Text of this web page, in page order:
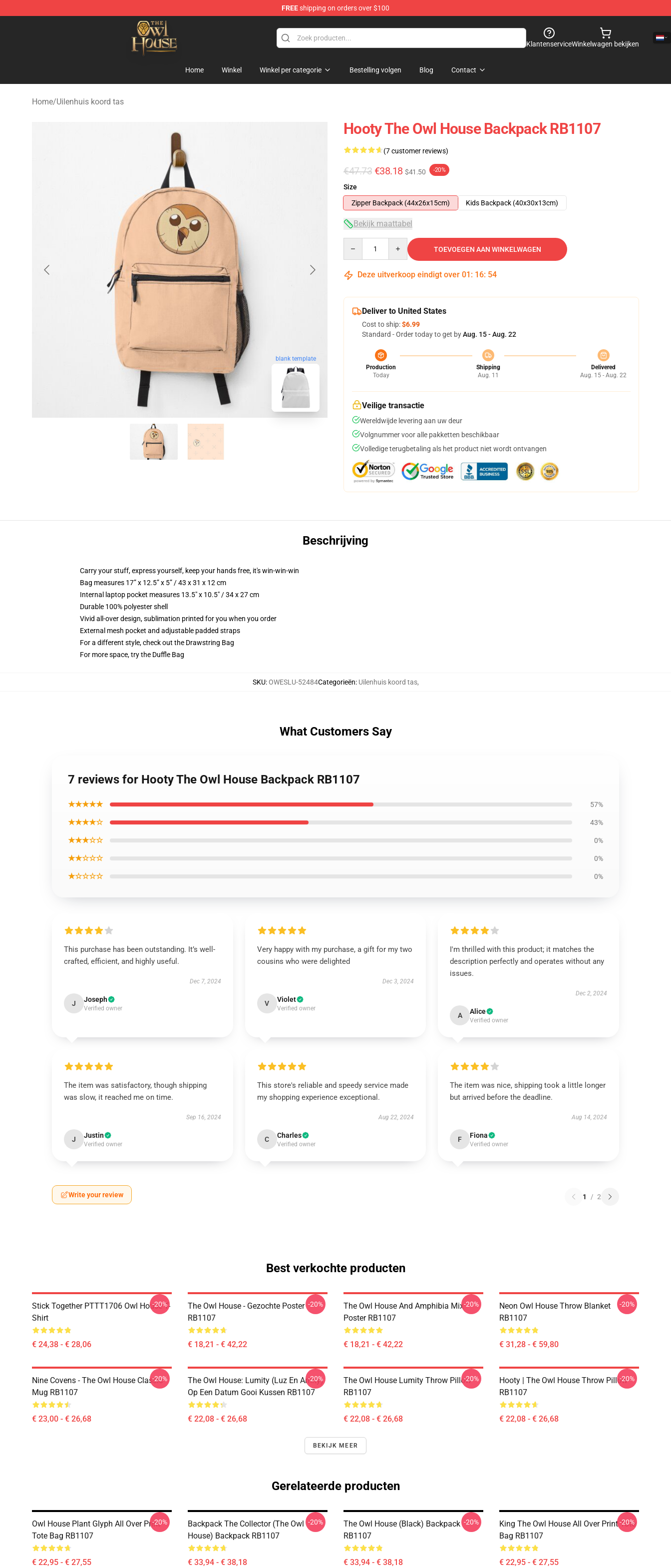
FREEshipping on orders over $100
The Owl House Store - Official The Owl House Merchandise Shop
KlantenserviceWinkelwagen bekijken
Home Winkel Winkel per categorie Bestelling volgen Blog Contact
Home/Uilenhuis koord tas
blank template
Hooty The Owl House Backpack RB1107
(7 customer reviews)
€47.73 €38.18 $41.50 -20%
Size
Zipper Backpack (44x26x15cm)
Kids Backpack (40x30x13cm)
Bekijk maattabel
TOEVOEGEN AAN WINKELWAGEN
Deze uitverkoop eindigt over 01 : 16: 53
Deliver to United States
Cost to ship:$6.99
Standard - Order today to get byAug. 15 - Aug. 22
Production
Today
Shipping
Aug. 11
Delivered
Aug. 15 - Aug. 22
Veilige transactie
Wereldwijde levering aan uw deur
Volgnummer voor alle pakketten beschikbaar
Volledige terugbetaling als het product niet wordt ontvangen
Beschrijving
Carry your stuff, express yourself, keep your hands free, it's win-win-win
Bag measures 17” x 12.5” x 5” / 43 x 31 x 12 cm
Internal laptop pocket measures 13.5" x 10.5" / 34 x 27 cm
Durable 100% polyester shell
Vivid all-over design, sublimation printed for you when you order
External mesh pocket and adjustable padded straps
For a different style, check out the Drawstring Bag
For more space, try the Duffle Bag
SKU:OWESLU-52484Categorieën: Uilenhuis koord tas,
What Customers Say
7 reviews for Hooty The Owl House Backpack RB1107
★★★★★ 57%
★★★★☆ 43%
★★★☆☆ 0%
★★☆☆☆ 0%
★☆☆☆☆ 0%
This purchase has been outstanding. It’s well-
crafted, efficient, and highly useful.
Dec 7, 2024
J Joseph
Verified owner
Very happy with my purchase, a gift for my two
cousins who were delighted
Dec 3, 2024
V Violet
Verified owner
I'm thrilled with this product; it matches the
description perfectly and operates without any
issues.
Dec 2, 2024
A Alice
Verified owner
The item was satisfactory, though shipping
was slow, it reached me on time.
Sep 16, 2024
J Justin
Verified owner
This store's reliable and speedy service made
my shopping experience exceptional.
Aug 22, 2024
C Charles
Verified owner
The item was nice, shipping took a little longer
but arrived before the deadline.
Aug 14, 2024
F Fiona
Verified owner
Write your review 1 / 2
Best verkochte producten
Stick Together PTTT1706 Owl House T-
Shirt
€ 24,38 - € 28,06
-20%
The Owl House - Gezochte Poster
RB1107
€ 18,21 - € 42,22
-20%
The Owl House And Amphibia Mix
Poster RB1107
€ 18,21 - € 42,22
-20%
Neon Owl House Throw Blanket
RB1107
€ 31,28 - € 59,80
-20%
Nine Covens - The Owl House Classic
Mug RB1107
€ 23,00 - € 26,68
-20%
The Owl House: Lumity (Luz En Amity)
Op Een Datum Gooi Kussen RB1107
€ 22,08 - € 26,68
-20%
The Owl House Lumity Throw Pillow
RB1107
€ 22,08 - € 26,68
-20%
Hooty | The Owl House Throw Pillow
RB1107
€ 22,08 - € 26,68
-20%
BEKIJK MEER
Gerelateerde producten
Owl House Plant Glyph All Over Print
Tote Bag RB1107
€ 22,95 - € 27,55
-20%
Backpack The Collector (The Owl
House) Backpack RB1107
€ 33,94 - € 38,18
-20%
The Owl House (Black) Backpack
RB1107
€ 33,94 - € 38,18
-20%
King The Owl House All Over Print Tote
Bag RB1107
€ 22,95 - € 27,55
-20%